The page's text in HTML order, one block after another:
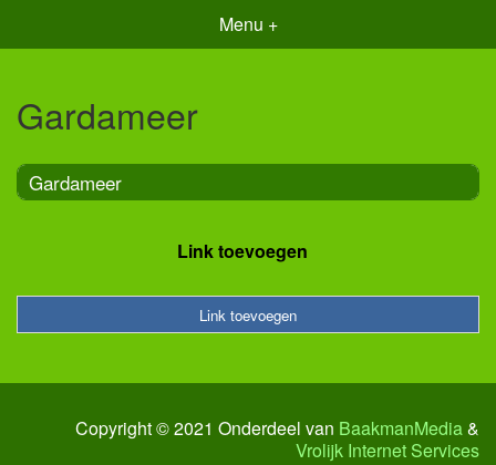
Menu +
Gardameer
Gardameer
Link toevoegen
Link toevoegen
Copyright © 2021 Onderdeel van BaakmanMedia&
Vrolijk Internet Services